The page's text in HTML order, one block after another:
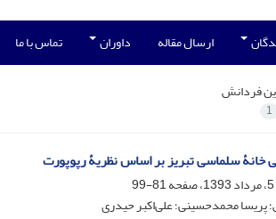
ارسال مقاله داوران تماس با ما
فردانش
1
خانۀ سلماسی تبریز بر اساس نظریۀ رپوپورت
81-99
پریسا محمدحسینی؛ علی‌اکبر حیدری